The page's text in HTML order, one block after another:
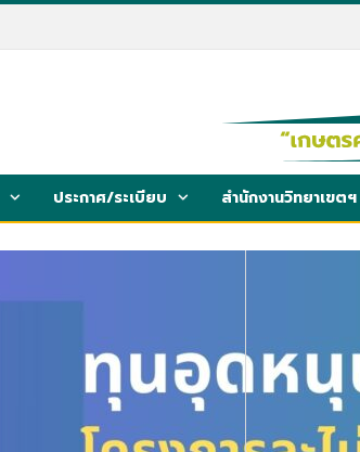
ประกาศ/ระเบียบ สำนักงานวิทยาเขตฯ